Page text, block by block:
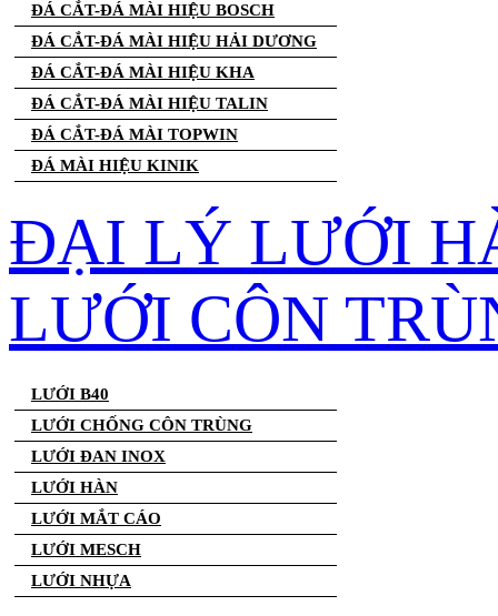
ĐÁ CẮT-ĐÁ MÀI HIỆU BOSCH
ĐÁ CẮT-ĐÁ MÀI HIỆU HẢI DƯƠNG
ĐÁ CẮT-ĐÁ MÀI HIỆU KHA
ĐÁ CẮT-ĐÁ MÀI HIỆU TALIN
ĐÁ CẮT-ĐÁ MÀI TOPWIN
ĐÁ MÀI HIỆU KINIK
ĐẠI LÝ LƯỚI
LƯỚI CÔN
LƯỚI B40
LƯỚI CHỐNG CÔN TRÙNG
LƯỚI ĐAN INOX
LƯỚI HÀN
LƯỚI MẮT CÁO
LƯỚI MESCH
LƯỚI NHỰA